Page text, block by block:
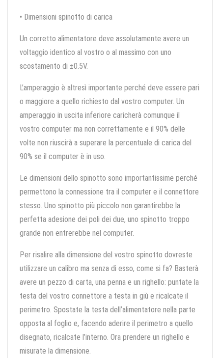
• Dimensioni spinotto di carica
Un corretto alimentatore deve assolutamente avere un
voltaggio identico al vostro o al massimo con uno
scostamento di ±0.5V.
L’amperaggio è altresì importante perché deve essere pari
o maggiore a quello richiesto dal vostro computer. Un
amperaggio in uscita inferiore caricherà comunque il
vostro computer ma non correttamente e il 90% delle
volte non riuscirà a superare la percentuale di carica del
90% se il computer è in uso.
Le dimensioni dello spinotto sono importantissime perché
permettono la connessione tra il computer e il connettore
stesso. Uno spinotto più piccolo non garantirebbe la
perfetta adesione dei poli dei due, uno spinotto troppo
grande non entrerebbe nel computer.
Per risalire alla dimensione del vostro spinotto dovreste
utilizzare un calibro ma senza di esso, come si fa? Basterà
avere un pezzo di carta, una penna e un righello: puntate la
testa del vostro connettore a testa in giù e ricalcate il
perimetro. Spostate la testa dell’alimentatore nella parte
opposta al foglio e, facendo aderire il perimetro a quello
disegnato, ricalcate l’interno. Ora prendere un righello e
misurate la dimensione.